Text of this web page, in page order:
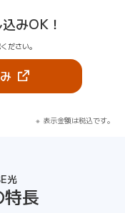
みOK！
ださい。
（新しいタブで開き
表示金額は税込です。
光
長